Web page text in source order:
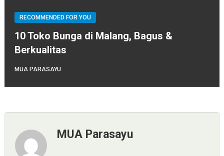
RECOMMENDED FOR YOU
10 Toko Bunga di Malang, Bagus &
Berkualitas
MUA PARASAYU
MUA Parasayu